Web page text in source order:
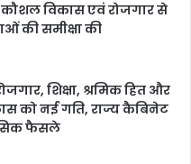
विकास एवं रोजगार से
की समीक्षा की
शिक्षा, श्रमिक हित और
को नई गति, राज्य कैबिनेट
फैसले